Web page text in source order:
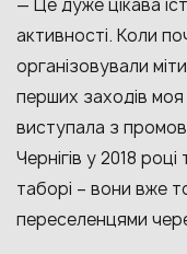
— Це дуже цікава
активності. Коли
організовували
перших заходів
виступала з
Чернігів у 2018
таборі – вони вже
переселенцями